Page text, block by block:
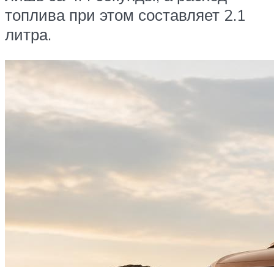
топлива при этом составляет 2.1
литра.